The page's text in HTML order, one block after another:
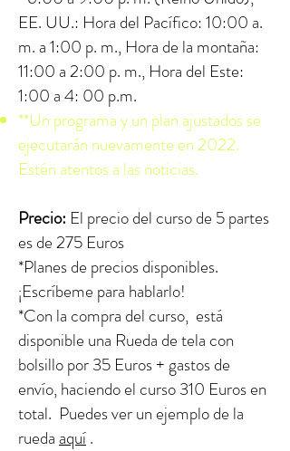
EE. UU.: Hora del Pacífico: 10:00 a.
m. a 1:00 p. m., Hora de la montaña:
11:00 a 2:00 p. m., Hora del Este:
1:00 a 4: 00 p.m.
**Un programa y un plan ajustados se
ejecutarán nuevamente en 2022.
Estén atentos a las noticias.
Precio: El precio del curso de 5 partes
es de275 Euros
*Planes de precios disponibles.
¡Escríbeme para hablarlo!
*Con la compra del curso, está
disponible una Rueda de tela con
bolsillo por 35 Euros + gastos de
envío, haciendo el curso 310 Euros en
total. Puedes ver un ejemplo de la
ruedaaquí.